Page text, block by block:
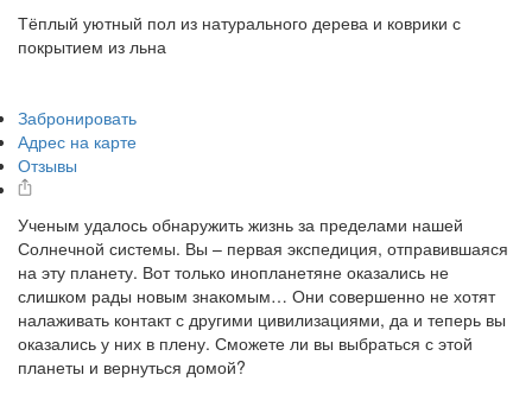
Тёплый уютный пол из натурального дерева и коврики с
покрытием из льна
Забронировать
Адрес на карте
Отзывы
Ученым удалось обнаружить жизнь за пределами нашей
Солнечной системы. Вы – первая экспедиция, отправившаяся
на эту планету. Вот только инопланетяне оказались не
слишком рады новым знакомым… Они совершенно не хотят
налаживать контакт с другими цивилизациями, да и теперь вы
оказались у них в плену. Сможете ли вы выбраться с этой
планеты и вернуться домой?